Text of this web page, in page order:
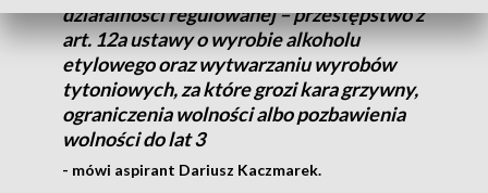
działalności regulowanej – przestępstwo z
art. 12a ustawy o wyrobie alkoholu
etylowego oraz wytwarzaniu wyrobów
tytoniowych, za które grozi kara grzywny,
ograniczenia wolności albo pozbawienia
wolności do lat 3
- mówi aspirant Dariusz Kaczmarek.